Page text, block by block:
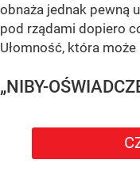
obnaża jednak pewną
pod rządami dopiero
Ułomność, która
„NIBY-